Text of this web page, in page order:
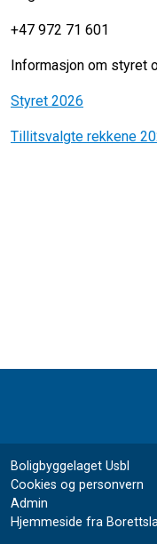
+47 972 71 601
Informasjon om styret
Styret 2026
Tillitsvalgte rekkene
Boligbyggelaget Usbl
Cookies og personvern
Admin
Hjemmeside fra